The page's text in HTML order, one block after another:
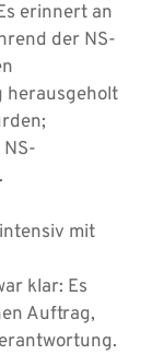
erinnert an
der NS-
herausgeholt
mit
klar: Es
Auftrag,